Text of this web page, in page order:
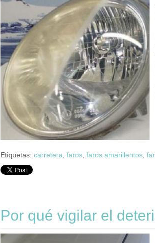
Etiquetas: carretera faros faros amarillentos
Por qué vigilar el